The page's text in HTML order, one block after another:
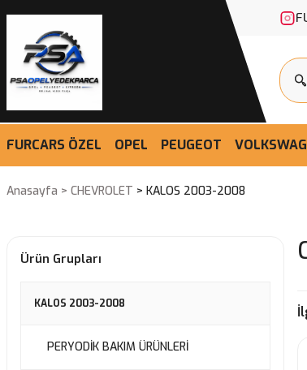
FURCARS ÖZEL OPEL PEUGEOT
Anasayfa CHEVROLET KALOS 2003-2008
Ürün Grupları
KALOS 2003-2008
PERYODİK BAKIM ÜRÜNLERİ